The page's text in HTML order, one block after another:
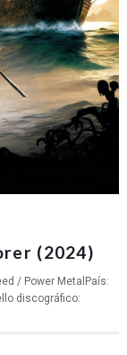
(2024)
/ Power MetalPaís:
discográfico: